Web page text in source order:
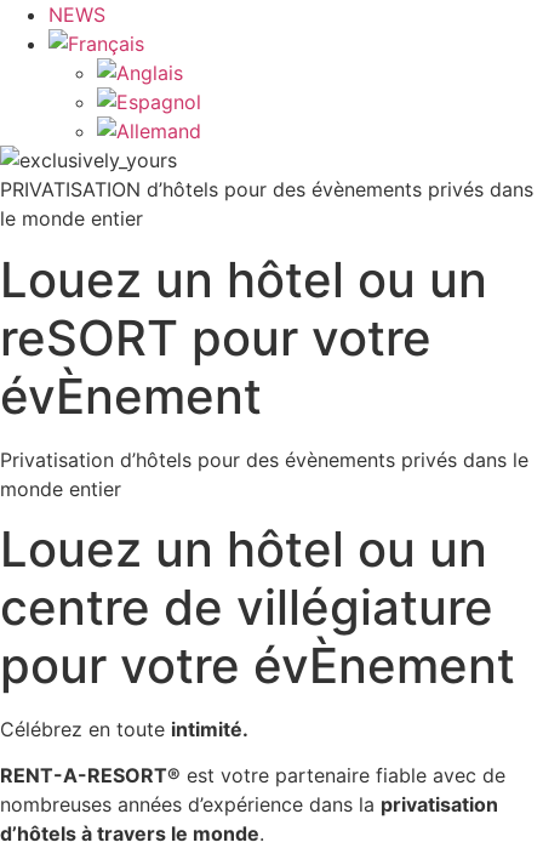
NEWS
PRIVATISATION d’hôtels pour des évènements privés dans
le monde entier
Louez un hôtel ou un
reSORT pour votre
évÈnement
Privatisation d’hôtels pour des évènements privés dans le
monde entier
Louez un hôtel ou un
centre de villégiature
pour votre évÈnement
Célébrez en toute intimité.
RENT-A-RESORT® est votre partenaire fiable avec de
nombreuses années d’expérience dans la privatisation
d’hôtels à travers le monde.